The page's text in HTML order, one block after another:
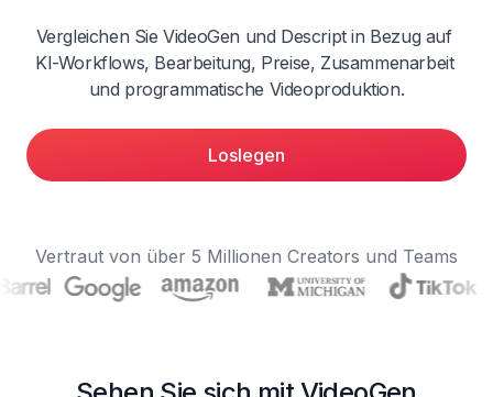
Vergleichen Sie VideoGen und Descript in Bezug auf
KI-Workflows, Bearbeitung, Preise, Zusammenarbeit
und programmatische Videoproduktion.
Loslegen
Vertraut von über 5 Millionen Creators und Teams